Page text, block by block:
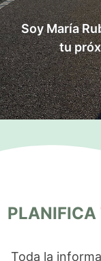
Soy María
tu
PLANIFICA
Toda la